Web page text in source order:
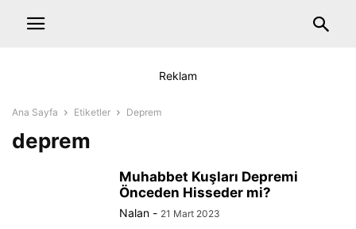
Reklam
Ana Sayfa Etiketler Deprem
deprem
Muhabbet Kuşları Depremi
Önceden Hisseder mi?
Nalan - 21 Mart 2023